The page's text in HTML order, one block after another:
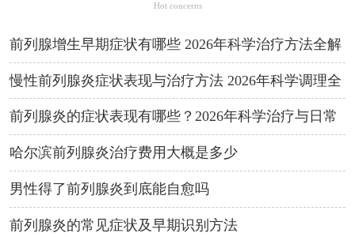
Hot concerns
前列腺增生早期症状有哪些 2026年科学治疗方法全解
析
慢性前列腺炎症状表现与治疗方法 2026年科学调理全
攻略
前列腺炎的症状表现有哪些？2026年科学治疗与日常
预防方法
哈尔滨前列腺炎治疗费用大概是多少
男性得了前列腺炎到底能自愈吗
前列腺炎的常见症状及早期识别方法